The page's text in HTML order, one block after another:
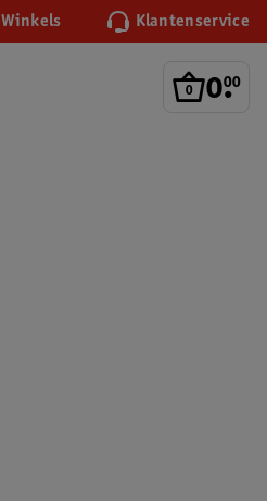
Winkels Klantenservice
0.
00